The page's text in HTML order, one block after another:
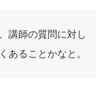
講師の質問に対し
あることかなと。